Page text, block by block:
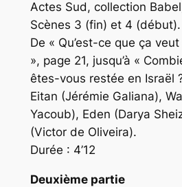
Actes Sud, collection
Scènes 3 (fin) et 4 (début).
De « Qu’est-ce que ça veut
», page 21, jusqu’à «
êtes-vous restée en Israël
Eitan (Jérémie Galiana),
Yacoub), Eden (Darya
(Victor de Oliveira).
Durée : 4’12
Deuxième partie